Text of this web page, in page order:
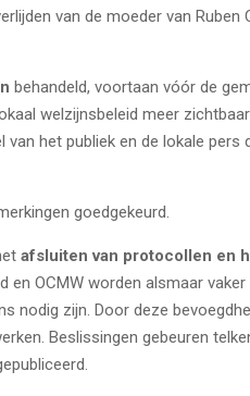
van de moeder van
behandeld, voortaan vóór de
welzijnsbeleid meer
het publiek en de lokale pers
goedgekeurd.
afsluiten van protocollen en
en OCMW worden alsmaar
nodig zijn. Door deze
Beslissingen gebeuren